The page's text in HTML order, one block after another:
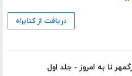
دریافت از کتابراه
تا به امروز - جلد اول